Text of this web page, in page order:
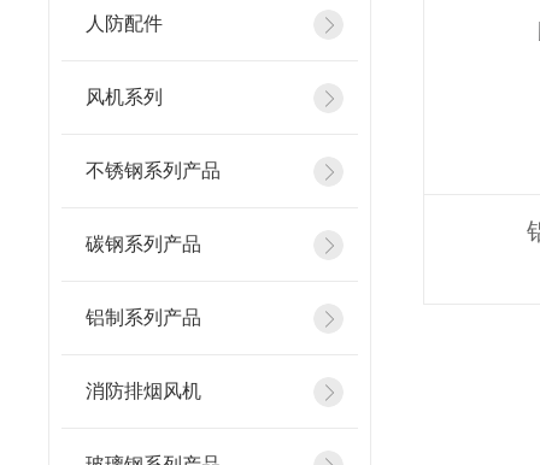
人防配件
风机系列
不锈钢系列产品
碳钢系列产品
铝制系列产品
消防排烟风机